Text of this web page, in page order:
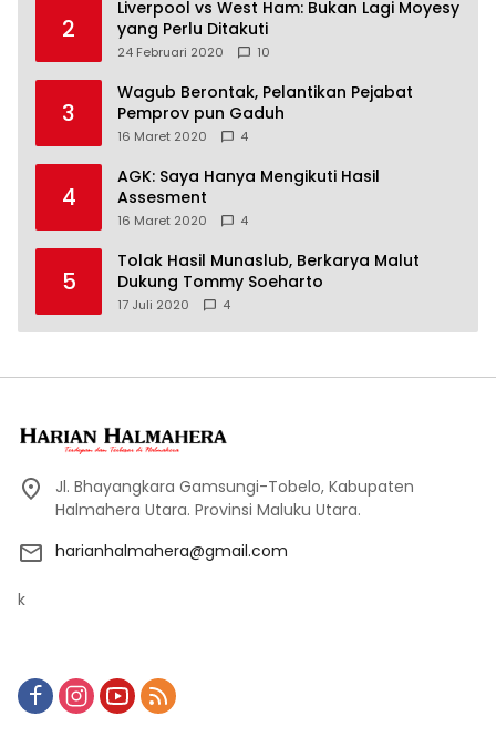
2
Liverpool vs West Ham: Bukan Lagi Moyesy
yang Perlu Ditakuti
24 Februari 2020 10
3
Wagub Berontak, Pelantikan Pejabat
Pemprov pun Gaduh
16 Maret 2020 4
4
AGK: Saya Hanya Mengikuti Hasil
Assesment
16 Maret 2020 4
5
Tolak Hasil Munaslub, Berkarya Malut
Dukung Tommy Soeharto
17 Juli 2020 4
Jl. Bhayangkara Gamsungi-Tobelo, Kabupaten
Halmahera Utara. Provinsi Maluku Utara.
harianhalmahera@gmail.com
k